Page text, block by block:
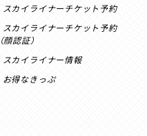
スカイライナーチケット予約
スカイライナーチケット予約
（顔認証）
スカイライナー情報
お得なきっぷ